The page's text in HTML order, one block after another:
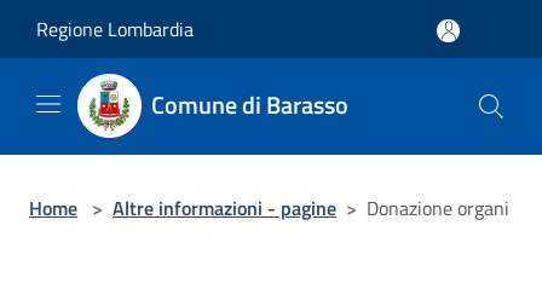
Regione Lombardia
Comune di Barasso
Home > Altre informazioni - pagine > Donazione organi